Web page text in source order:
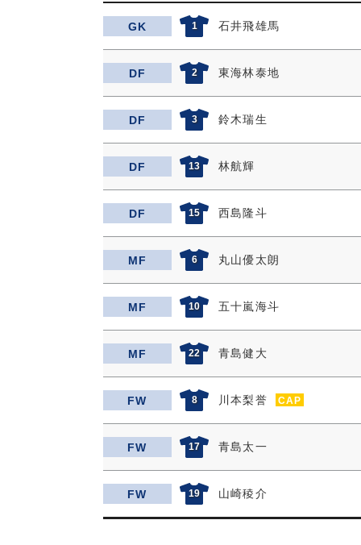
GK 1 石井飛雄馬
DF 2 東海林泰地
DF 3 鈴木瑞生
DF 13 林航輝
DF 15 西島隆斗
MF 6 丸山優太朗
MF 10 五十嵐海斗
MF 22 青島健大
FW 8 川本梨誉 CAP
FW 17 青島太一
FW 19 山崎稜介